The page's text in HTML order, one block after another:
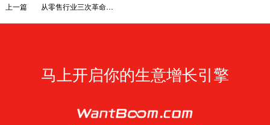
上一篇 从零售行业三次革命把握未来趋势
马上开启你的生意增长引擎